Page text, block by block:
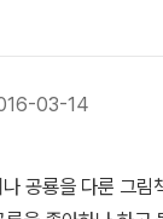
있어요. 신랄한 독
‘언어와 예술의 강
소개저희 애들은
에요. 크릭터만 잘
제랄다와 거인세
★눈사람 아저씨
칼럼에 이런 댓글
에게 물었다. “여보,
긴 게 매력이야.”
와는 거리가 먼 뚱
대로 들어간 분들
임 수석 비서관들
03-14
공룡을 다룬 그림